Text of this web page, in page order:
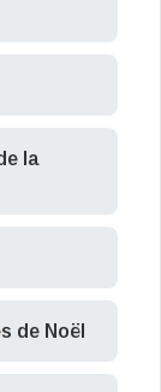
la
de Noël